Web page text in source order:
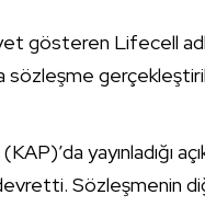
gösteren Lifecell adlı
sözleşme
yayınladığı
Sözleşmenin